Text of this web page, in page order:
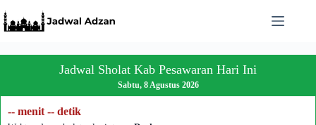
to
content
Jadwal Sholat Kab Pesawaran Hari Ini
Sabtu, 8 Agustus 2026
-- menit -- detik